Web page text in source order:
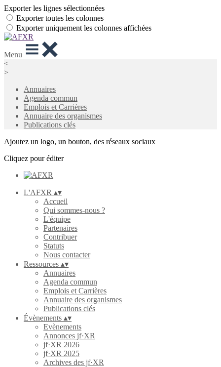
Exporter les lignes sélectionnées
Exporter toutes les colonnes
Exporter uniquement les colonnes affichées
Menu
<
>
Annuaires
Agenda commun
Emplois et Carrières
Annuaire des organismes
Publications clés
Ajoutez un logo, un bouton, des réseaux sociaux
Cliquez pour éditer
L'AFXR ▴▾
Accueil
Qui sommes-nous ?
L'équipe
Partenaires
Contribuer
Statuts
Nous contacter
Ressources ▴▾
Annuaires
Agenda commun
Emplois et Carrières
Annuaire des organismes
Publications clés
Évènements ▴▾
Evènements
Annonces jf·XR
jf·XR 2026
jf·XR 2025
Archives des jf·XR